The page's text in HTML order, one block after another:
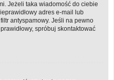
Jeżeli taka wiadomość do ciebie
adres e-mail lub
antyspamowy. Jeśli na pewno
spróbuj skontaktować